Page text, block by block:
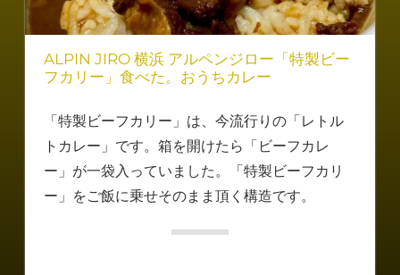
ALPIN JIRO 横浜 アルペンジロー「特製ビー
フカリー」食べた。おうちカレー
「特製ビーフカリー」は、今流行りの「レトル
トカレー」です。箱を開けたら「ビーフカレ
ー」が一袋入っていました。「特製ビーフカリ
ー」をご飯に乗せそのまま頂く構造です。